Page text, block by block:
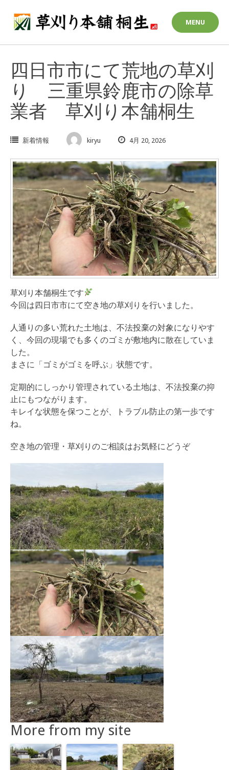
content
MENU
四日市市にて荒地の草刈
り 三重県鈴鹿市の除草
業者 草刈り本舗桐生
新着情報 kiryu 4月 20, 2026
草刈り本舗桐生です
今回は四日市市にて空き地の草刈りを行いました。
人通りの多い荒れた土地は、不法投棄の対象になりやす
く、今回の現場でも多くのゴミが敷地内に散在していま
した。
まさに「ゴミがゴミを呼ぶ」状態です。
定期的にしっかり管理されている土地は、不法投棄の抑
止にもつながります。
キレイな状態を保つことが、トラブル防止の第一歩です
ね。
空き地の管理・草刈りのご相談はお気軽にどうぞ
More from my site